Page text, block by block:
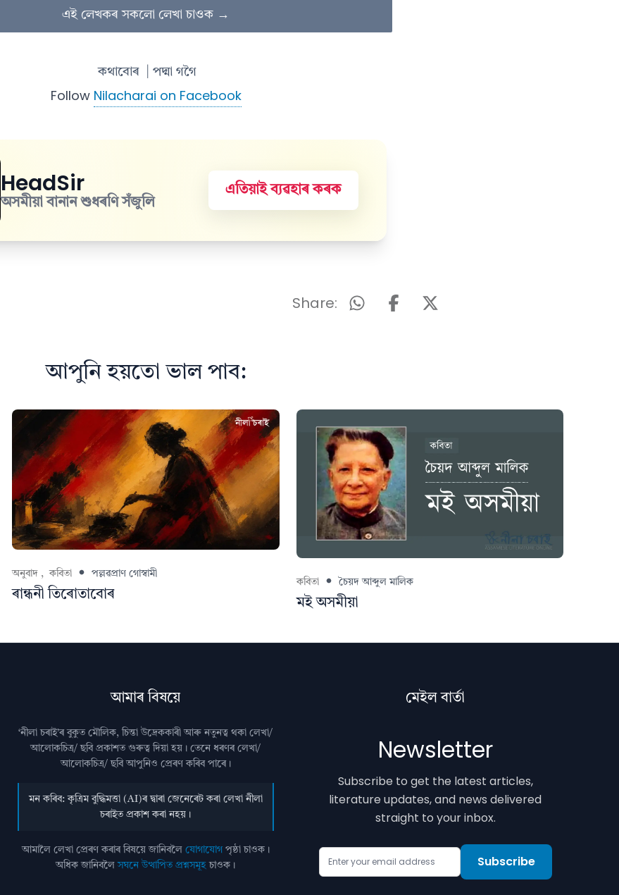
এই লেখকৰ সকলো লেখা চাওক →
কথাবোৰ | পদ্মা গগৈ
Follow Nilacharai on Facebook
HeadSir
অসমীয়া বানান শুধৰণি সঁজুলি
এতিয়াই ব্যৱহাৰ কৰক
Share:
আপুনি হয়তো ভাল পাব:
অনুবাদ , কবিতা পল্লৱপ্ৰাণ গোস্বামী
ৰান্ধনী তিৰোতাবোৰ
কবিতা চৈয়দ আব্দুল মালিক
মই অসমীয়া
আমাৰ বিষয়ে
‘নীলা চৰাই’ৰ বুকুত মৌলিক, চিন্তা উদ্রেককাৰী আৰু নতুনত্ব থকা লেখা/
আলোকচিত্ৰ/ ছবি প্রকাশত গুৰুত্ব দিয়া হয়। তেনে ধৰণৰ লেখা/
আলোকচিত্ৰ/ ছবি আপুনিও প্রেৰণ কৰিব পাৰে।
মন কৰিব: কৃত্ৰিম বুদ্ধিমত্তা (AI)ৰ দ্বাৰা জেনেৰেট কৰা লেখা নীলা
চৰাইত প্ৰকাশ কৰা নহয়।
আমালৈ লেখা প্ৰেৰণ কৰাৰ বিষয়ে জানিবলৈ যোগাযোগপৃষ্ঠা চাওক।
অধিক জানিবলৈসঘনে উত্থাপিত প্ৰশ্নসমূহ চাওক।
মেইল বাৰ্তা
Newsletter
Subscribe to get the latest articles,
literature updates, and news delivered
straight to your inbox.
Subscribe